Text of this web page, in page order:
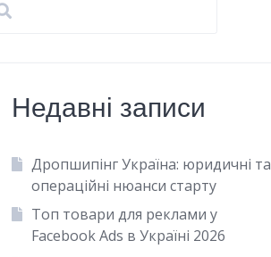
Недавні записи
Дропшипінг Україна: юридичні та
операційні нюанси старту
Топ товари для реклами у
Facebook Ads в Україні 2026